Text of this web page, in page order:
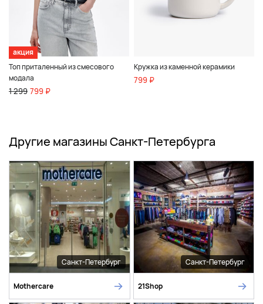
акция
Топ приталенный из смесового
модала
1 299 799 ₽
Кружка из каменной керамики
799 ₽
Другие магазины Санкт-Петербурга
Санкт-Петербург
Mothercare
Санкт-Петербург
21Shop